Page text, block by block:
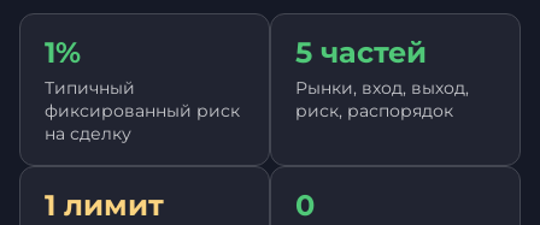
1%
Типичный
фиксированный риск
на сделку
5 частей
Рынки, вход, выход,
риск, распорядок
1 лимит 0